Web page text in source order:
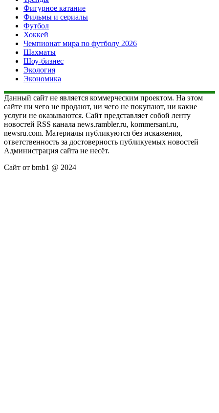
Фигурное катание
Фильмы и сериалы
Футбол
Хоккей
Чемпионат мира по футболу 2026
Шахматы
Шоу-бизнес
Экология
Экономика
Данный сайт не является коммерческим проектом. На этом
сайте ни чего не продают, ни чего не покупают, ни какие
услуги не оказываются. Сайт представляет собой ленту
новостей RSS канала news.rambler.ru, kommersant.ru,
newsru.com. Материалы публикуются без искажения,
ответственность за достоверность публикуемых новостей
Администрация сайта не несёт.
Сайт от bmb1 @ 2024